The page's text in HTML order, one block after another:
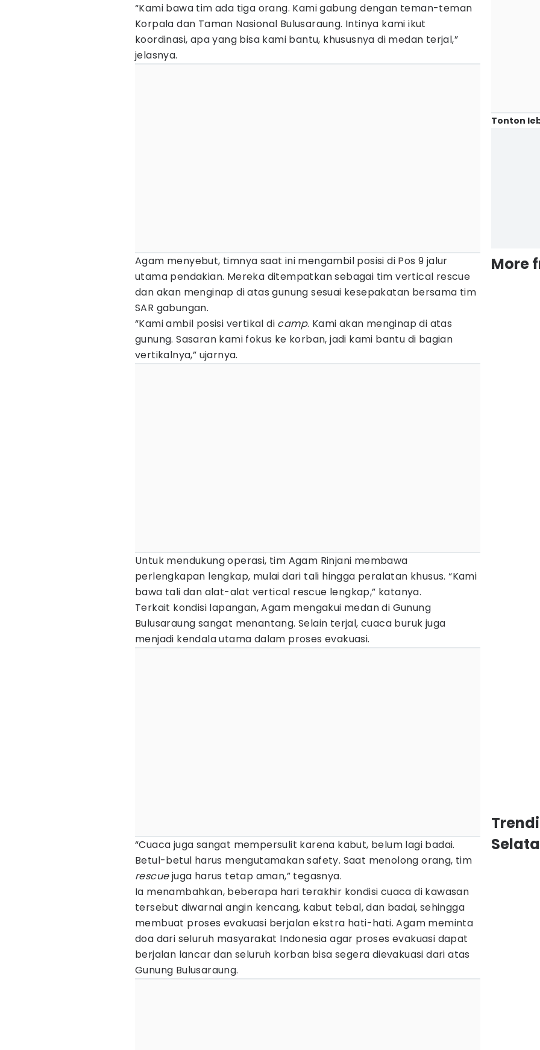
“Kami bawa tim ada tiga orang. Kami gabung dengan teman-teman
Korpala dan Taman Nasional Bulusaraung. Intinya kami ikut
koordinasi, apa yang bisa kami bantu, khususnya di medan terjal,”
jelasnya.
Agam menyebut, timnya saat ini mengambil posisi di Pos 9 jalur
utama pendakian. Mereka ditempatkan sebagai tim vertical rescue
dan akan menginap di atas gunung sesuai kesepakatan bersama tim
SAR gabungan.
“Kami ambil posisi vertikal di camp. Kami akan menginap di atas
gunung. Sasaran kami fokus ke korban, jadi kami bantu di bagian
vertikalnya,” ujarnya.
Untuk mendukung operasi, tim Agam Rinjani membawa
perlengkapan lengkap, mulai dari tali hingga peralatan khusus. “Kami
bawa tali dan alat-alat vertical rescue lengkap,” katanya.
Terkait kondisi lapangan, Agam mengakui medan di Gunung
Bulusaraung sangat menantang. Selain terjal, cuaca buruk juga
menjadi kendala utama dalam proses evakuasi.
“Cuaca juga sangat mempersulit karena kabut, belum lagi badai.
Betul-betul harus mengutamakan safety. Saat menolong orang, tim
rescuejuga harus tetap aman,” tegasnya.
Ia menambahkan, beberapa hari terakhir kondisi cuaca di kawasan
tersebut diwarnai angin kencang, kabut tebal, dan badai, sehingga
membuat proses evakuasi berjalan ekstra hati-hati. Agam meminta
doa dari seluruh masyarakat Indonesia agar proses evakuasi dapat
berjalan lancar dan seluruh korban bisa segera dievakuasi dari atas
Gunung Bulusaraung.
Tonton
More